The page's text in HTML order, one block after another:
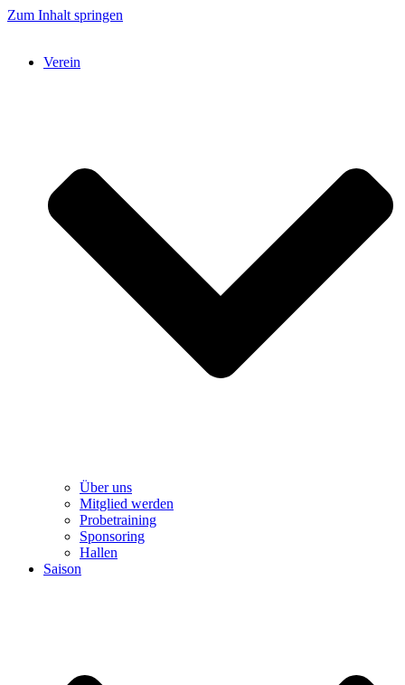
Zum Inhalt springen
Verein
Über uns
Mitglied werden
Probetraining
Sponsoring
Hallen
Saison